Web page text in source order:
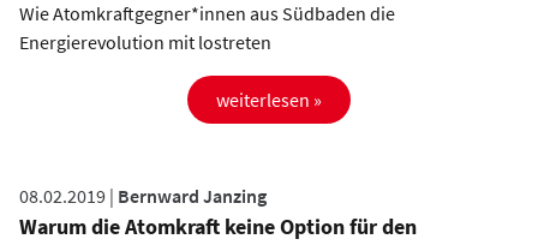
Wie Atomkraftgegner*innen aus Südbaden die
Energierevolution mit lostreten
weiterlesen »
08.02.2019 | Bernward Janzing
Warum die Atomkraft keine Option für den